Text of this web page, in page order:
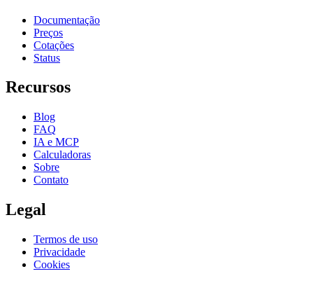
Documentação
Preços
Cotações
Status
Recursos
Blog
FAQ
IA e MCP
Calculadoras
Sobre
Contato
Legal
Termos de uso
Privacidade
Cookies